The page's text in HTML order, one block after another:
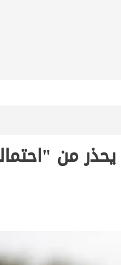
من